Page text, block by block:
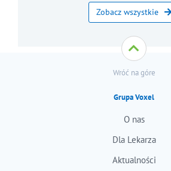
Zobacz wszystkie
Wróć na góre
Grupa Voxel
O nas
Dla Lekarza
Aktualności